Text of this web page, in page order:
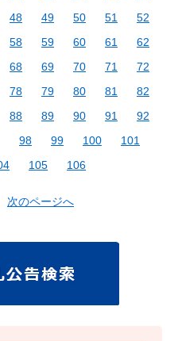
48 49 50 51
52
58 59 60 61
62
68 69 70 71
72
78 79 80 81
82
88 89 90 91
92
98 99 100
101
105 106
次のページへ